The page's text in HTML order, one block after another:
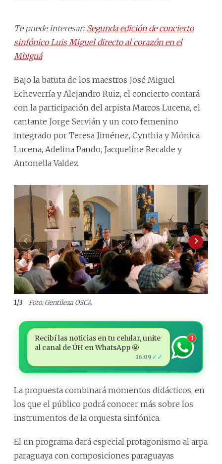
Te puede interesar: Segunda edición de concierto
sinfónico Luis Miguel directo al corazón en el
Mbiguá
Bajo la batuta de los maestros José Miguel
Echeverría y Alejandro Ruiz, el concierto contará
con la participación del arpista Marcos Lucena, el
cantante Jorge Servián y un coro femenino
integrado por Teresa Jiménez, Cynthia y Mónica
Lucena, Adelina Pando, Jacqueline Recalde y
Antonella Valdez.
1/3 Foto: Gentileza OSCA
Recibí las noticias en tu celular, unite
al canal de ÚH en WhatsApp 🤩
16:09 ✓✓
1
La propuesta combinará momentos didácticos, en
los que el público podrá conocer más sobre los
instrumentos de la orquesta sinfónica.
El un programa dará especial protagonismo al arpa
paraguaya con composiciones paraguayas